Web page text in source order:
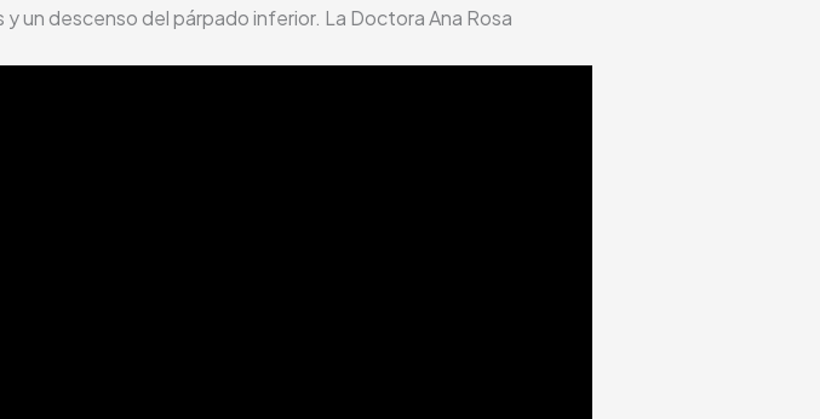
un descenso del párpado inferior. La Doctora Ana Rosa